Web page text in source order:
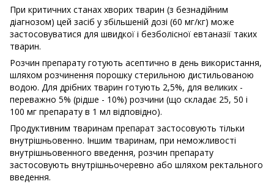
При критичних станах хворих тварин (з безнадійним
діагнозом) цей засіб у збільшеній дозі (60 мг/кг) може
застосовуватися для швидкої і безболісної евтаназії таких
тварин.
Розчин препарату готують асептично в день використання,
шляхом розчинення порошку стерильною дистильованою
водою. Для дрібних тварин готують 2,5%, для великих -
переважно 5% (рідше - 10%) розчини (що складає 25, 50 і
100 мг препарату в 1 мл відповідно).
Продуктивним тваринам препарат застосовують тільки
внутрішньовенно. Іншим тваринам, при неможливості
внутрішньовенного введення, розчин препарату
застосовують внутрішньочеревно або шляхом ректального
введення.